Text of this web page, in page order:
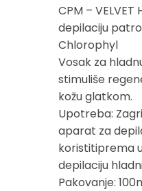
CPM –
depilaciju
Chlorophyl
Vosak za
stimuliše
kožu glatkom.
Upotreba:
aparat za
koristitiprema
depilaciju
Pakovanje: